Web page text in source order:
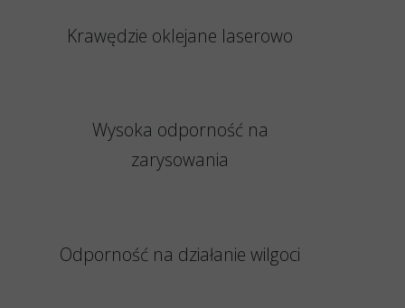
Krawędzie oklejane laserowo
Wysoka odporność na
zarysowania
Odporność na działanie wilgoci